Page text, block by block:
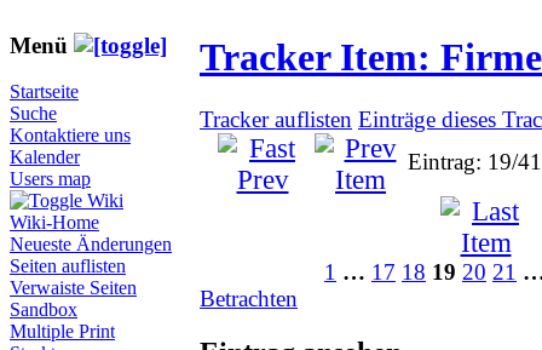
Menü
Startseite
Suche
Kontaktiere uns
Kalender
Users map
Wiki
Wiki-Home
Neueste Änderungen
Seiten auflisten
Verwaiste Seiten
Sandbox
Multiple Print
Tracker Item:
Tracker auflisten Einträge dieses
Eintrag: 19/
1 … 17 18 19 20 21
Betrachten